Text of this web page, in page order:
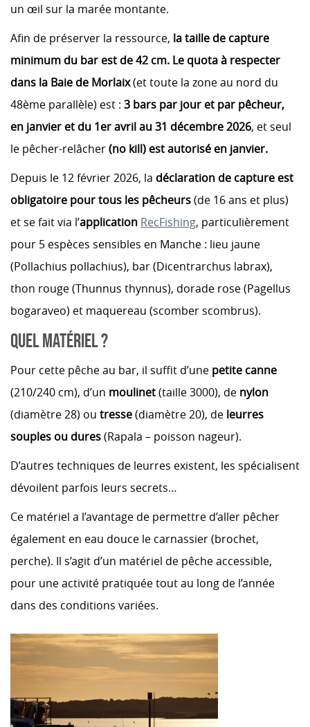
un œil sur la marée montante.
Afin de préserver la ressource, la taille de capture
minimum du bar est de 42 cm. Le quota à respecter
dans la Baie de Morlaix(et toute la zone au nord du
48ème parallèle) est : 3 bars par jour et par pêcheur,
en janvier et du 1er avril au 31 décembre 2026, et seul
le pêcher-relâcher(no kill) est autorisé en janvier.
Depuis le 12 février 2026, la déclaration de capture est
obligatoire pour tous les pêcheurs(de 16 ans et plus)
et se fait via l’application RecFishing, particulièrement
pour 5 espèces sensibles en Manche : lieu jaune
(Pollachius pollachius), bar (Dicentrarchus labrax),
thon rouge (Thunnus thynnus), dorade rose (Pagellus
bogaraveo) et maquereau (scomber scombrus).
QUEL MATÉRIEL ?
Pour cette pêche au bar, il suffit d’une petite canne
(210/240 cm), d’un moulinet(taille 3000), de nylon
(diamètre 28) ou tresse(diamètre 20), de leurres
souples ou dures(Rapala – poisson nageur).
D’autres techniques de leurres existent, les spécialisent
dévoilent parfois leurs secrets…
Ce matériel a l’avantage de permettre d’aller pêcher
également en eau douce le carnassier (brochet,
perche). Il s’agit d’un matériel de pêche accessible,
pour une activité pratiquée tout au long de l’année
dans des conditions variées.